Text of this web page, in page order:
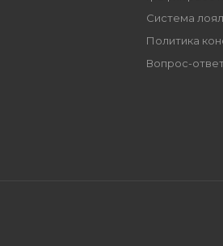
Система
Политика
Вопрос-